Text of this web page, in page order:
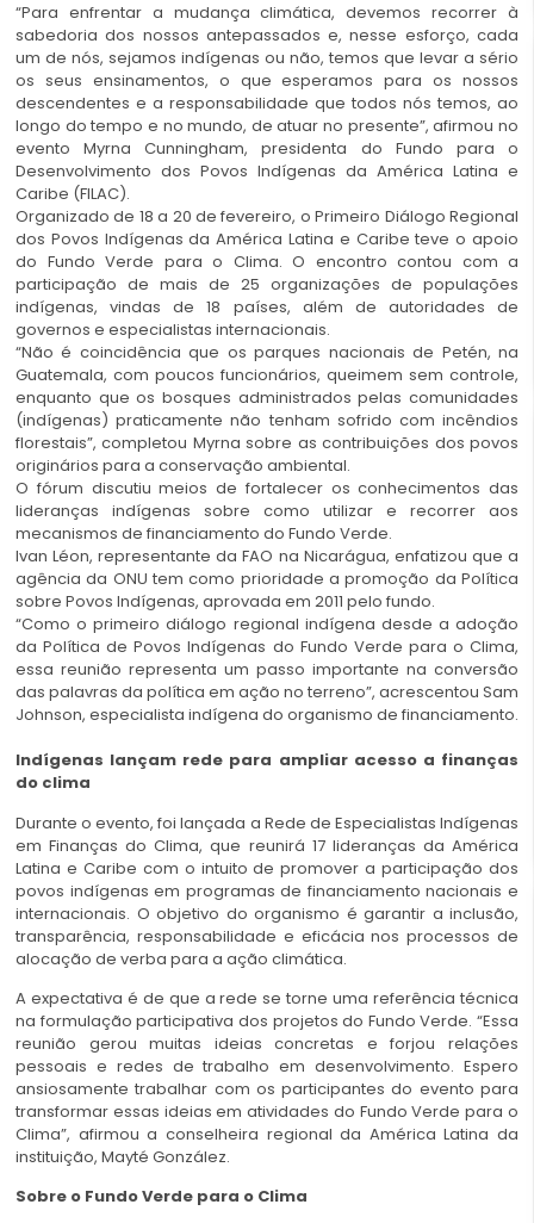
“Para enfrentar a mudança climática, devemos recorrer à
sabedoria dos nossos antepassados e, nesse esforço, cada
um de nós, sejamos indígenas ou não, temos que levar a sério
os seus ensinamentos, o que esperamos para os nossos
descendentes e a responsabilidade que todos nós temos, ao
longo do tempo e no mundo, de atuar no presente”, afirmou no
evento Myrna Cunningham, presidenta do Fundo para o
Desenvolvimento dos Povos Indígenas da América Latina e
Caribe (FILAC).
Organizado de 18 a 20 de fevereiro, o Primeiro Diálogo Regional
dos Povos Indígenas da América Latina e Caribe teve o apoio
do Fundo Verde para o Clima. O encontro contou com a
participação de mais de 25 organizações de populações
indígenas, vindas de 18 países, além de autoridades de
governos e especialistas internacionais.
“Não é coincidência que os parques nacionais de Petén, na
Guatemala, com poucos funcionários, queimem sem controle,
enquanto que os bosques administrados pelas comunidades
(indígenas) praticamente não tenham sofrido com incêndios
florestais”, completou Myrna sobre as contribuições dos povos
originários para a conservação ambiental.
O fórum discutiu meios de fortalecer os conhecimentos das
lideranças indígenas sobre como utilizar e recorrer aos
mecanismos de financiamento do Fundo Verde.
Ivan Léon, representante da FAO na Nicarágua, enfatizou que a
agência da ONU tem como prioridade a promoção da Política
sobre Povos Indígenas, aprovada em 2011 pelo fundo.
“Como o primeiro diálogo regional indígena desde a adoção
da Política de Povos Indígenas do Fundo Verde para o Clima,
essa reunião representa um passo importante na conversão
das palavras da política em ação no terreno”, acrescentou Sam
Johnson, especialista indígena do organismo de financiamento.
Indígenas lançam rede para ampliar acesso a finanças
do clima
Durante o evento, foi lançada a Rede de Especialistas Indígenas
em Finanças do Clima, que reunirá 17 lideranças da América
Latina e Caribe com o intuito de promover a participação dos
povos indígenas em programas de financiamento nacionais e
internacionais. O objetivo do organismo é garantir a inclusão,
transparência, responsabilidade e eficácia nos processos de
alocação de verba para a ação climática.
A expectativa é de que a rede se torne uma referência técnica
na formulação participativa dos projetos do Fundo Verde. “Essa
reunião gerou muitas ideias concretas e forjou relações
pessoais e redes de trabalho em desenvolvimento. Espero
ansiosamente trabalhar com os participantes do evento para
transformar essas ideias em atividades do Fundo Verde para o
Clima”, afirmou a conselheira regional da América Latina da
instituição, Mayté González.
Sobre o Fundo Verde para o Clima